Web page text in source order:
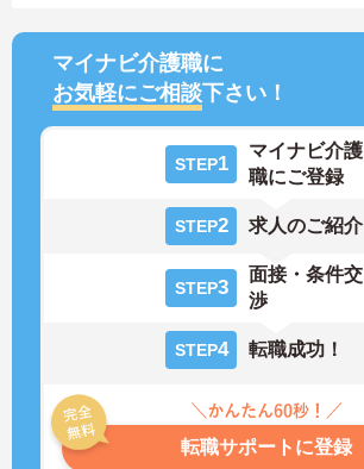
マイナビ介護職に
お気軽にご相談下さい！
STEP1
マイナビ介護
職にご登録
STEP2 求人のご紹介
STEP3
面接・条件交
渉
STEP4 転職成功！
転職サポートに登録